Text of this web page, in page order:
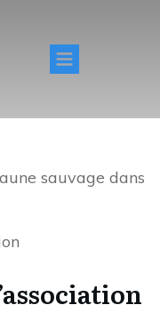
sauvage dans